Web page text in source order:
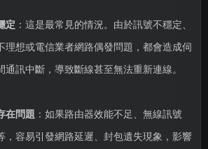
定 ：這是最常見的情況。由於訊號不穩定、
理想或電信業者網路偶發問題，都會造成伺
通訊中斷，導致斷線甚至無法重新連線。
在問題 ：如果路由器效能不足、無線訊號
，容易引發網路延遲、封包遺失現象，影響